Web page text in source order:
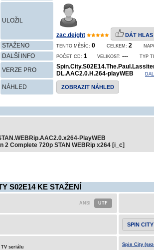
ULOŽIL
zac.deight DÁT HLAS
STAŽENO TENTO MĚSÍC: 0 CELKEM: 2
DALŠÍ INFO POČET CD: 1 VELIKOST: --- TYP
VERZE PRO
DL.AAC2.0.H.264-playWEB
NÁHLED ZOBRAZIT NÁHLED
PlayWEB
2 Complete 720p STAN WEBRip x264 [i_c]
S02E14 KE STAŽENÍ
SPIN
seriálu Spin City